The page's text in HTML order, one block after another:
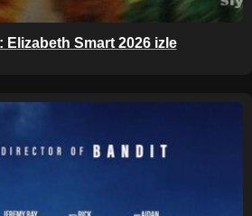
Elizabeth Smart 2026 izle